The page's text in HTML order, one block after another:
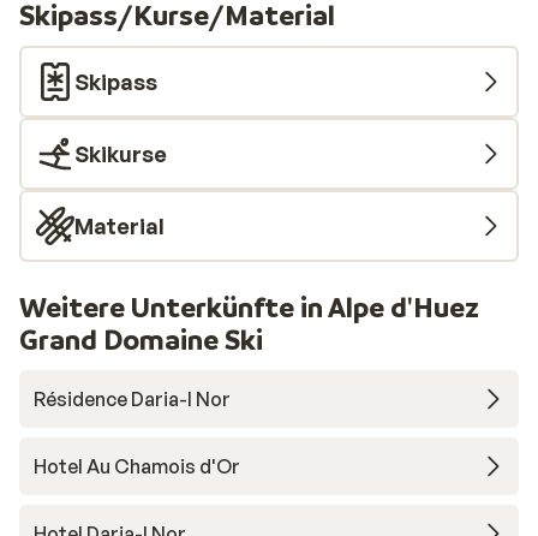
Skipass/Kurse/Material
Skipass
Skikurse
Material
Weitere Unterkünfte in Alpe d'Huez
Grand Domaine Ski
Résidence Daria-I Nor
Hotel Au Chamois d'Or